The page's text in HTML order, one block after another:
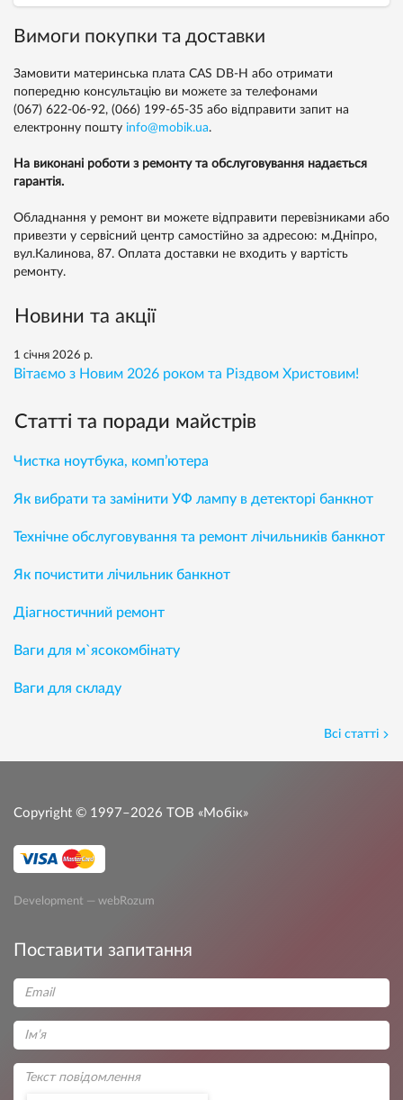
Вимоги покупки та доставки
Замовити материнська плата CAS DB-H або отримати
попередню консультацію ви можете за телефонами
(067) 622-06-92, (066) 199-65-35 або відправити запит на
електронну пошту info@mobik.ua.
На виконані роботи з ремонту та обслуговування надається
гарантія.
Обладнання у ремонт ви можете відправити перевізниками або
привезти у сервісний центр самостійно за адресою: м.Дніпро,
вул.Калинова, 87. Оплата доставки не входить у вартість
ремонту.
Новини та акції
1 січня 2026 р.
Вітаємо з Новим 2026 роком та Різдвом Христовим!
Статті та поради майстрів
Чистка ноутбука, комп’ютера
Як вибрати та замінити УФ лампу в детекторі банкнот
Технічне обслуговування та ремонт лічильників банкнот
Як почистити лічильник банкнот
Діагностичний ремонт
Ваги для м`ясокомбінату
Ваги для складу
Всі статті
Copyright © 1997–2026 ТОВ «Мобік»
Development — webRozum
Поставити запитання